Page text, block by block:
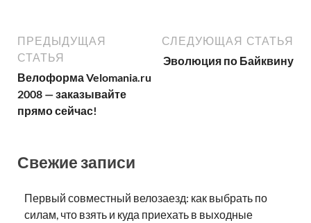
ПРЕДЫДУЩАЯ
СТАТЬЯ
Велоформа Velomania.ru
2008 — заказывайте
прямо сейчас!
СЛЕДУЮЩАЯ СТАТЬЯ
Эволюция по Байквину
Свежие записи
Первый совместный велозаезд: как выбрать по
силам, что взять и куда приехать в выходные